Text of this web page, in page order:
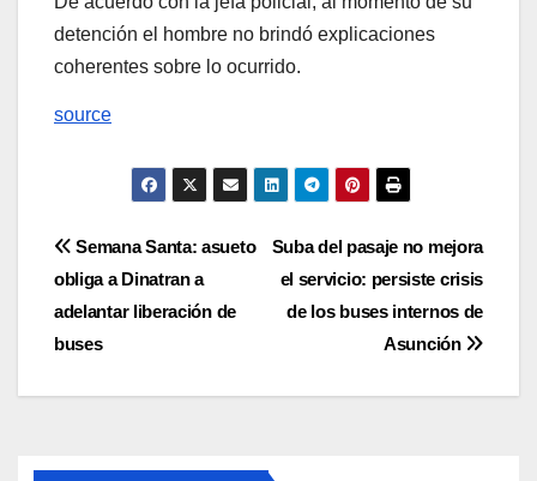
detención el hombre no brindó explicaciones
coherentes sobre lo ocurrido.
source
Navegación
de
entradas
Suba del pasaje no mejora
el servicio: persiste crisis
de los buses internos de
Asunción
Semana Santa: asueto
obliga a Dinatran a
adelantar liberación de
buses